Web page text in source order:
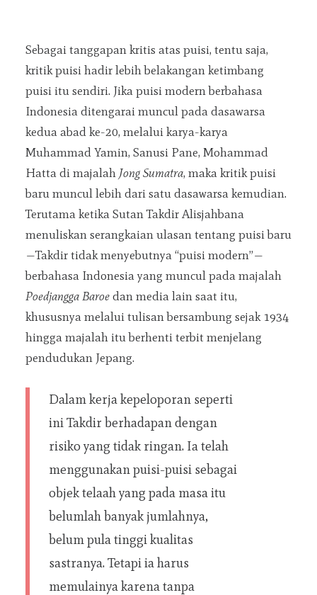
Sebagai tanggapan kritis atas puisi, tentu saja,
kritik puisi hadir lebih belakangan ketimbang
puisi itu sendiri. Jika puisi modern berbahasa
Indonesia ditengarai muncul pada dasawarsa
kedua abad ke-20, melalui karya-karya
Muhammad Yamin, Sanusi Pane, Mohammad
Hatta di majalah Jong Sumatra, maka kritik puisi
baru muncul lebih dari satu dasawarsa kemudian.
Terutama ketika Sutan Takdir Alisjahbana
menuliskan serangkaian ulasan tentang puisi baru
—Takdir tidak menyebutnya “puisi modern”—
berbahasa Indonesia yang muncul pada majalah
Poedjangga Baroe dan media lain saat itu,
khususnya melalui tulisan bersambung sejak 1934
hingga majalah itu berhenti terbit menjelang
pendudukan Jepang.
Dalam kerja kepeloporan seperti
ini Takdir berhadapan dengan
risiko yang tidak ringan. Ia telah
menggunakan puisi-puisi sebagai
objek telaah yang pada masa itu
belumlah banyak jumlahnya,
belum pula tinggi kualitas
sastranya. Tetapi ia harus
memulainya karena tanpa